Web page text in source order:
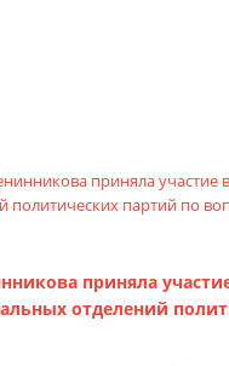
приняла
отделений